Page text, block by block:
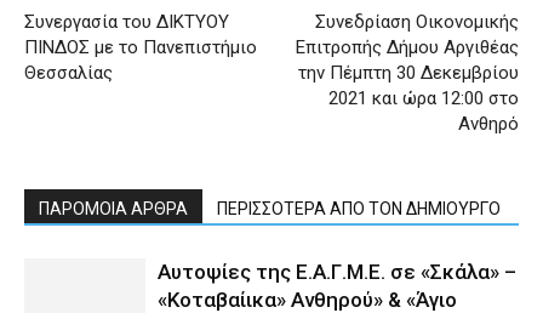
Συνεργασία του ΔΙΚΤΥΟΥ
ΠΙΝΔΟΣ με το Πανεπιστήμιο
Θεσσαλίας
Συνεδρίαση Οικονομικής
Επιτροπής Δήμου Αργιθέας
την Πέμπτη 30 Δεκεμβρίου
2021 και ώρα 12:00 στο
Ανθηρό
ΠΑΡΟΜΟΙΑ ΑΡΘΡΑ ΠΕΡΙΣΣΟΤΕΡΑ ΑΠΟ ΤΟΝ ΔΗΜΙΟΥΡΓΟ
Αυτοψίες της Ε.Α.Γ.Μ.Ε. σε «Σκάλα» –
«Κοταβαίικα» Ανθηρού» & «Άγιο